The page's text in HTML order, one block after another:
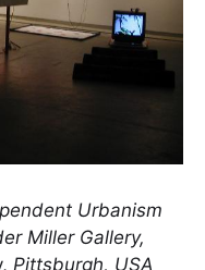
Urbanism
Miller Gallery,
Pittsburgh, USA